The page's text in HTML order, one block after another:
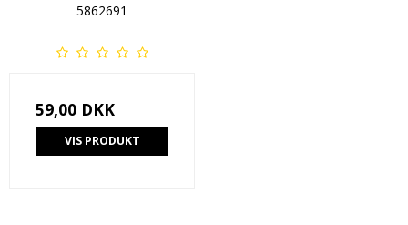
5862691
59,00 DKK
VIS PRODUKT